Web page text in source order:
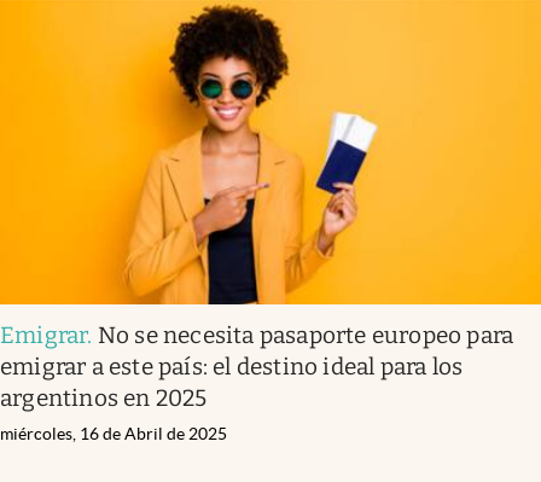
Emigrar. No se necesita pasaporte europeo para
emigrar a este país: el destino ideal para los
argentinos en 2025
miércoles, 16 de Abril de 2025